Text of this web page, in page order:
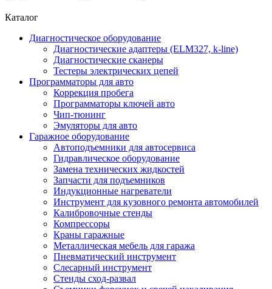
Каталог
Диагностическое оборудование
Диагностические адаптеры (ELM327, k-line)
Диагностические сканеры
Тестеры электрических цепей
Программаторы для авто
Коррекция пробега
Программаторы ключей авто
Чип-тюнинг
Эмуляторы для авто
Гаражное оборудование
Автоподъемники для автосервиса
Гидравлическое оборудование
Замена технических жидкостей
Запчасти для подъемников
Индукционные нагреватели
Инструмент для кузовного ремонта автомобилей
Калибровочные стенды
Компрессоры
Краны гаражные
Металлическая мебель для гаража
Пневматический инструмент
Слесарный инструмент
Стенды сход-развал